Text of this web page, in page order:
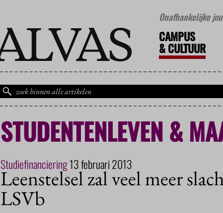
Onafhankelijke
CAMPUS
&CULTUUR
STUDENTENLEVEN &
Studiefinanciering13 februari 2013
Leenstelsel zal veel meer
LSVb